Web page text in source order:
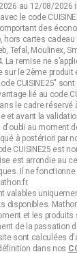
au 12/08/2026
le code
des
hors cartes cadeau
Tefal, Moulinex,
remise ne
sur le 2ème produit
CUISINE25"
lié au code
le cadre réservé
et avant la
d'oubli au moment
à postériori par
CUISINE25 est
est arrondie au
Il ne
valables
disponibles.
et les
de la passation
sont calculées
dans nos